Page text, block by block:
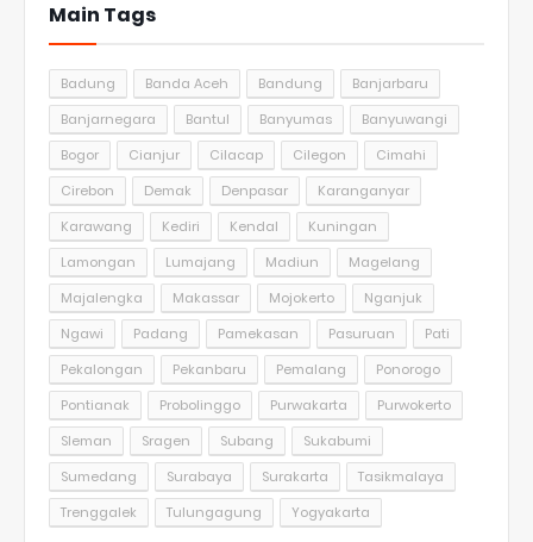
Main Tags
Badung Banda Aceh Bandung
Banjarbaru
Banjarnegara
Bantul Banyumas
Banyuwangi
Bogor
Cianjur Cilacap Cilegon
Cimahi
Cirebon
Demak Denpasar
Karanganyar
Karawang
Kediri Kendal
Kuningan
Lamongan
Lumajang Madiun
Magelang
Majalengka
Makassar Mojokerto
Nganjuk
Ngawi
Padang Pamekasan Pasuruan
Pati
Pekalongan
Pekanbaru Pemalang
Ponorogo
Pontianak
Probolinggo Purwakarta
Purwokerto
Sleman
Sragen Subang
Sukabumi
Sumedang
Surabaya Surakarta
Tasikmalaya
Trenggalek
Tulungagung Yogyakarta